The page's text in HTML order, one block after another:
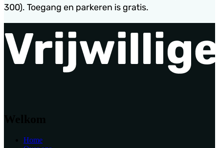
300). Toegang en parkeren is gratis.
Home